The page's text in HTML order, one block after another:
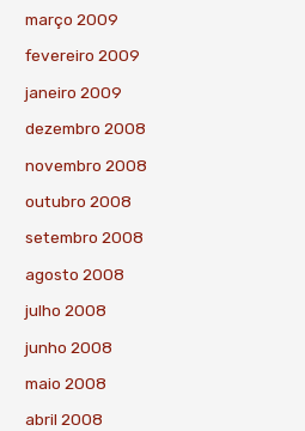
março 2009
fevereiro 2009
janeiro 2009
dezembro 2008
novembro 2008
outubro 2008
setembro 2008
agosto 2008
julho 2008
junho 2008
maio 2008
abril 2008